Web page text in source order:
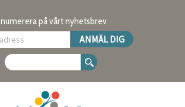
på vårt nyhetsbrev